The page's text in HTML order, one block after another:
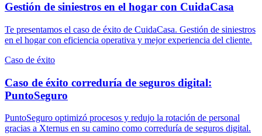
Gestión de siniestros en el hogar con CuidaCasa
Te presentamos el caso de éxito de CuidaCasa. Gestión de siniestros
en el hogar con eficiencia operativa y mejor experiencia del cliente.
Caso de éxito
Caso de éxito correduría de seguros digital:
PuntoSeguro
PuntoSeguro optimizó procesos y redujo la rotación de personal
gracias a Xternus en su camino como correduría de seguros digital.